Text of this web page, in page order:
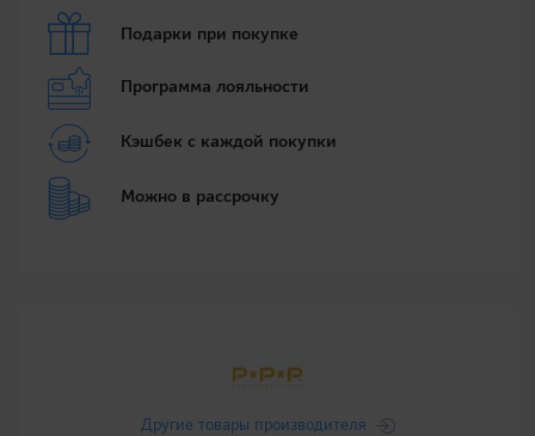
Подарки при покупке
Программа лояльности
Кэшбек с каждой покупки
Можно в рассрочку
Другие товары производителя